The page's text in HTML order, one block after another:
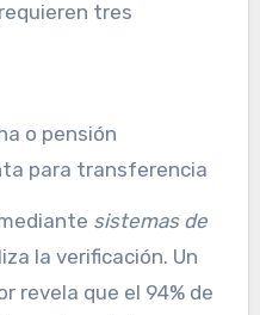
tres
o pensión
para transferencia
sistemas de
la verificación. Un
revela que el 94% de